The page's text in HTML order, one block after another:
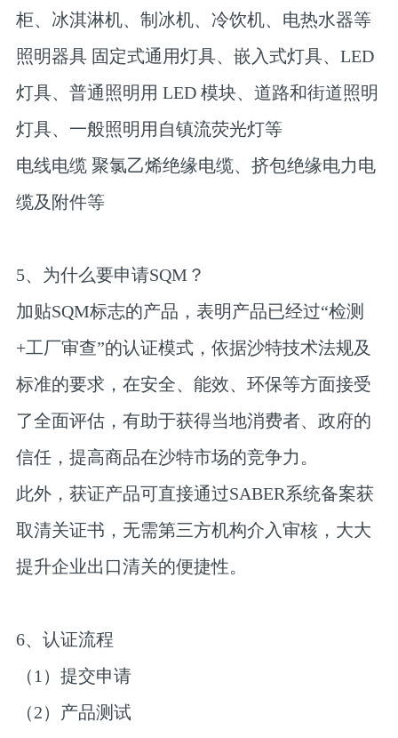
柜、冰淇淋机、制冰机、冷饮机、电热水器等
照明器具 固定式通用灯具、嵌入式灯具、LED
灯具、普通照明用 LED 模块、道路和街道照明
灯具、一般照明用自镇流荧光灯等
电线电缆 聚氯乙烯绝缘电缆、挤包绝缘电力电
缆及附件等
5、为什么要申请SQM？
加贴SQM标志的产品，表明产品已经过“检测
+工厂审查”的认证模式，依据沙特技术法规及
标准的要求，在安全、能效、环保等方面接受
了全面评估，有助于获得当地消费者、政府的
信任，提高商品在沙特市场的竞争力。
此外，获证产品可直接通过SABER系统备案获
取清关证书，无需第三方机构介入审核，大大
提升企业出口清关的便捷性。
6、认证流程
（1）提交申请
（2）产品测试